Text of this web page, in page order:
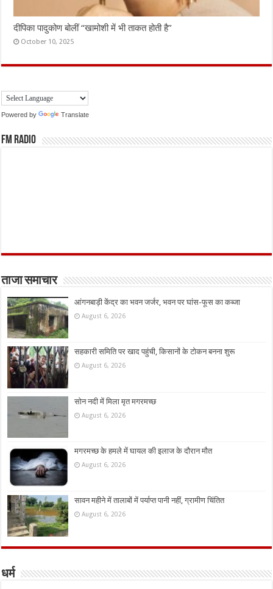
दीपिका पादुकोण बोलीं “खामोशी में भी ताकत होती है”
October 10, 2025
Powered by Translate
FM Radio
ताजा समाचार
आंगनबाड़ी केंद्र का भवन जर्जर, भवन पर घांस-फूस का कब्जा
August 6, 2026
सहकारी समिति पर खाद पहुंची, किसानों के टोकन बनना शुरू
August 6, 2026
सोन नदी में मिला मृत मगरमच्छ
August 6, 2026
मगरमच्छ के हमले में घायल की इलाज के दौरान मौत
August 6, 2026
सावन महीने में तालाबों में पर्याप्त पानी नहीं, ग्रामीण चिंतित
August 6, 2026
धर्म